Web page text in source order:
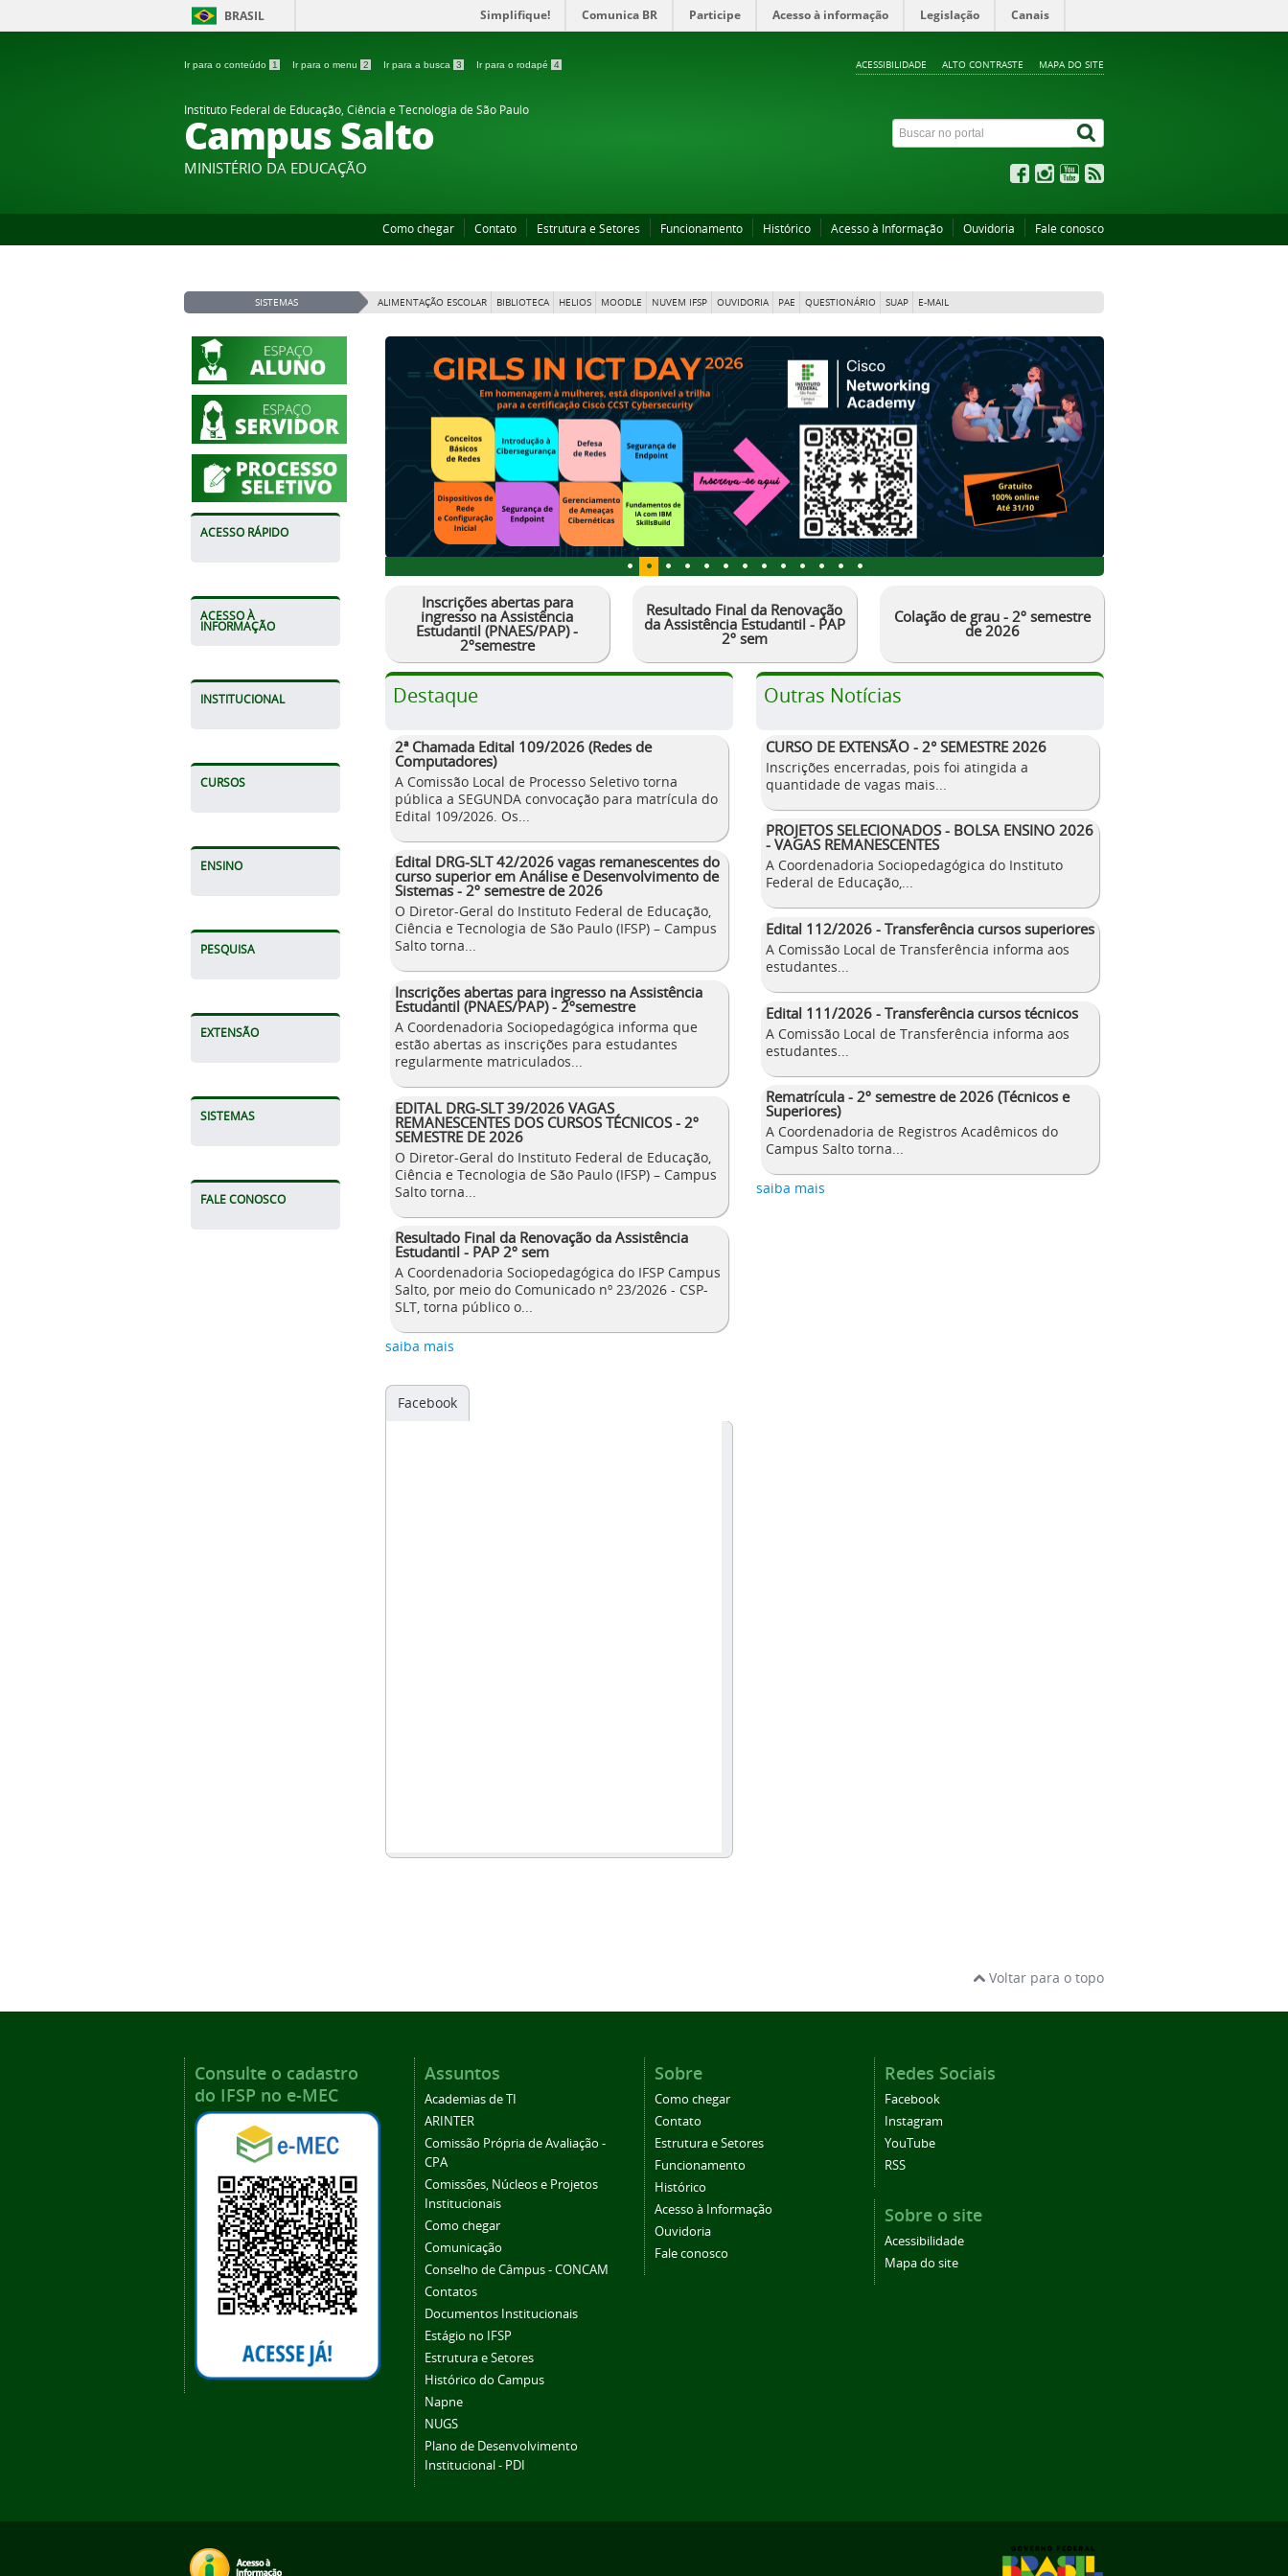
BRASIL Simplifique! Comunica BR Participe Acesso à informação Legislação Canais
Ir para o conteúdo 1 Ir para o menu 2 Ir para a busca 3 Ir para o rodapé 4 ACESSIBILIDADE ALTO CONTRASTE MAPA DO SITE
Instituto Federal de Educação, Ciência e Tecnologia de São Paulo
Campus Salto
MINISTÉRIO DA EDUCAÇÃO
Como chegar Contato Estrutura e Setores Funcionamento Histórico Acesso à Informação Ouvidoria Fale conosco
SISTEMAS ALIMENTAÇÃO ESCOLAR BIBLIOTECA HELIOS MOODLE NUVEM IFSP OUVIDORIA PAE QUESTIONÁRIO SUAP E-MAIL
ACESSO RÁPIDO
ACESSO À
INFORMAÇÃO
INSTITUCIONAL
CURSOS
ENSINO
PESQUISA
EXTENSÃO
SISTEMAS
FALE CONOSCO
Inscrições abertas para
ingresso na Assistência
Estudantil (PNAES/PAP) -
2ºsemestre
Resultado Final da Renovação
da Assistência Estudantil - PAP
2º sem
Colação de grau - 2º semestre
de 2026
Destaque
2ª Chamada Edital 109/2026 (Redes de
Computadores)
A Comissão Local de Processo Seletivo torna
pública a SEGUNDA convocação para matrícula do
Edital 109/2026. Os...
Edital DRG-SLT 42/2026 vagas remanescentes do
curso superior em Análise e Desenvolvimento de
Sistemas - 2º semestre de 2026
O Diretor-Geral do Instituto Federal de Educação,
Ciência e Tecnologia de São Paulo (IFSP) – Campus
Salto torna...
Inscrições abertas para ingresso na Assistência
Estudantil (PNAES/PAP) - 2ºsemestre
A Coordenadoria Sociopedagógica informa que
estão abertas as inscrições para estudantes
regularmente matriculados...
EDITAL DRG-SLT 39/2026 VAGAS
REMANESCENTES DOS CURSOS TÉCNICOS - 2º
SEMESTRE DE 2026
O Diretor-Geral do Instituto Federal de Educação,
Ciência e Tecnologia de São Paulo (IFSP) – Campus
Salto torna...
Resultado Final da Renovação da Assistência
Estudantil - PAP 2º sem
A Coordenadoria Sociopedagógica do IFSP Campus
Salto, por meio do Comunicado nº 23/2026 - CSP-
SLT, torna público o...
saiba mais
Outras Notícias
CURSO DE EXTENSÃO - 2° SEMESTRE 2026
Inscrições encerradas, pois foi atingida a
quantidade de vagas mais...
PROJETOS SELECIONADOS - BOLSA ENSINO 2026
- VAGAS REMANESCENTES
A Coordenadoria Sociopedagógica do Instituto
Federal de Educação,...
Edital 112/2026 - Transferência cursos superiores
A Comissão Local de Transferência informa aos
estudantes...
Edital 111/2026 - Transferência cursos técnicos
A Comissão Local de Transferência informa aos
estudantes...
Rematrícula - 2º semestre de 2026 (Técnicos e
Superiores)
A Coordenadoria de Registros Acadêmicos do
Campus Salto torna...
saiba mais
Facebook
Voltar para o topo
Consulte o cadastro
do IFSP no e-MEC
Assuntos
Academias de TI
ARINTER
Comissão Própria de Avaliação -
CPA
Comissões, Núcleos e Projetos
Institucionais
Como chegar
Comunicação
Conselho de Câmpus - CONCAM
Contatos
Documentos Institucionais
Estágio no IFSP
Estrutura e Setores
Histórico do Campus
Napne
NUGS
Plano de Desenvolvimento
Institucional - PDI
Sobre
Como chegar
Contato
Estrutura e Setores
Funcionamento
Histórico
Acesso à Informação
Ouvidoria
Fale conosco
Redes Sociais
Facebook
Instagram
YouTube
RSS
Sobre o site
Acessibilidade
Mapa do site